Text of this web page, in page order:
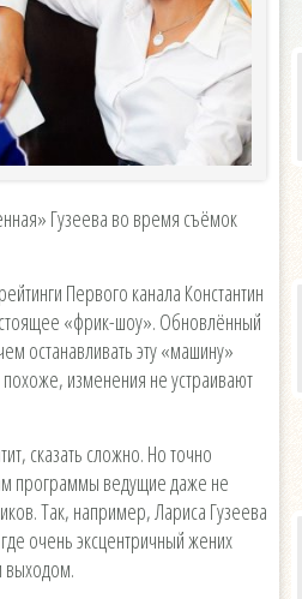
Гузеева во время съёмок
Первого канала Константин
«фрик-шоу». Обновлённый
останавливать эту «машину»
изменения не устраивают
сказать сложно. Но точно
программы ведущие даже не
Так, например, Лариса Гузеева
очень эксцентричный жених
выходом.